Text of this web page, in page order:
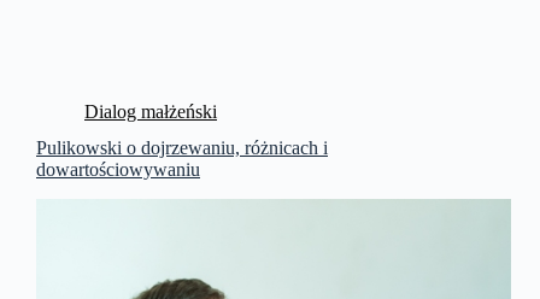
Dialog małżeński
Pulikowski o dojrzewaniu, różnicach i
dowartościowywaniu